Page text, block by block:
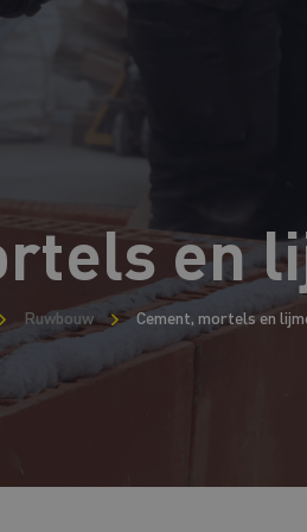
en
Ruwbouw Cement, mortels en